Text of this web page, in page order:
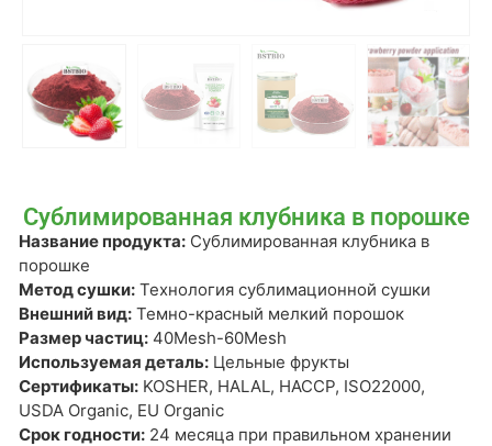
Сублимированная клубника в порошке
Название продукта: Сублимированная клубника в
порошке
Метод сушки: Технология сублимационной сушки
Внешний вид: Темно-красный мелкий порошок
Размер частиц: 40Mesh-60Mesh
Используемая деталь: Цельные фрукты
Сертификаты: KOSHER, HALAL, HACCP, ISO22000,
USDA Organic, EU Organic
Срок годности: 24 месяца при правильном хранении